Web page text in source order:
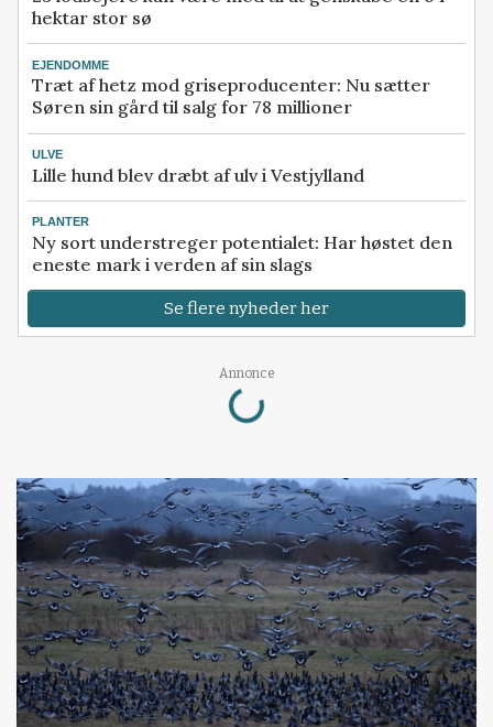
hektar stor sø
EJENDOMME
Træt af hetz mod griseproducenter: Nu sætter
Søren sin gård til salg for 78 millioner
ULVE
Lille hund blev dræbt af ulv i Vestjylland
PLANTER
Ny sort understreger potentialet: Har høstet den
eneste mark i verden af sin slags
Se flere nyheder her
Annonce
Loading...